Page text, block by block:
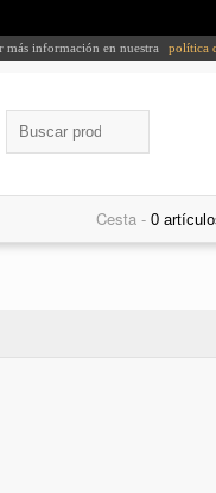
más información en nuestra política
Cesta -